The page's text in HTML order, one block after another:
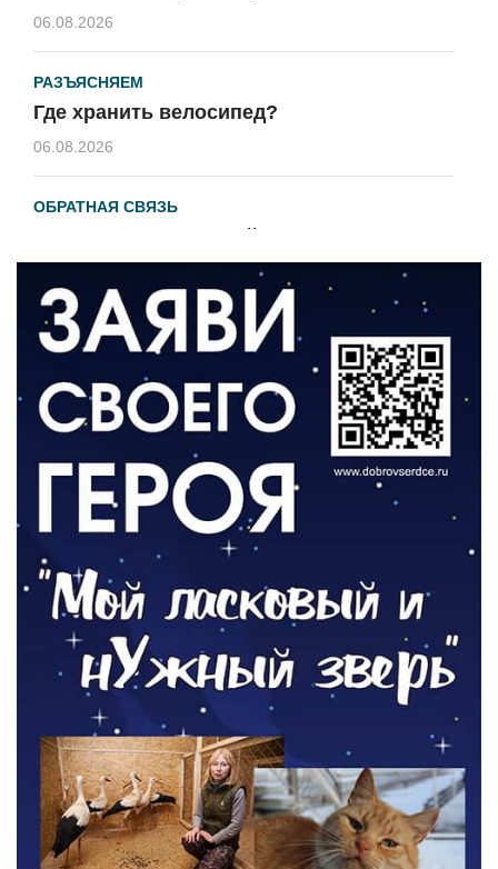
06.08.2026
РАЗЪЯСНЯЕМ
Где хранить велосипед?
06.08.2026
ОБРАТНАЯ СВЯЗЬ
Администрация онлайн
ВЛАСТЬ
День памяти и «Симфония народов»
06.08.2026
Новый настил на экотропе
05.08.2026